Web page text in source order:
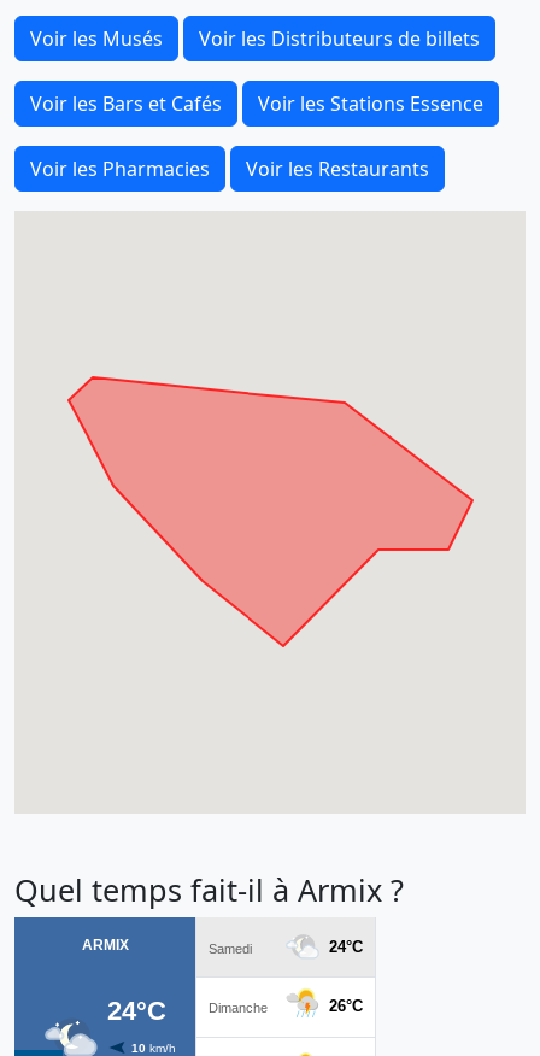
Voir les Musés Voir les Distributeurs de billets
Voir les Bars et Cafés Voir les Stations Essence
Voir les Pharmacies Voir les Restaurants
Quel temps fait-il à Armix ?